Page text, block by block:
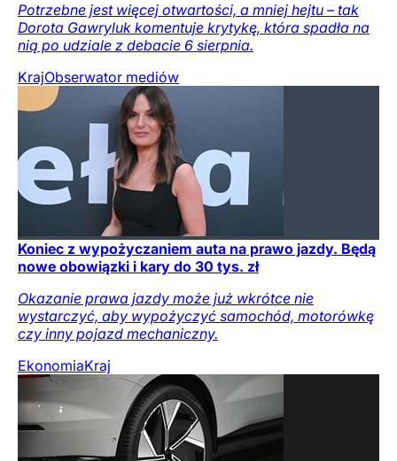
Potrzebne jest więcej otwartości, a mniej hejtu – tak
Dorota Gawryluk komentuje krytykę, która spadła na
nią po udziale z debacie 6 sierpnia.
KrajObserwator mediów
Koniec z wypożyczaniem auta na prawo jazdy. Będą
nowe obowiązki i kary do 30 tys. zł
Okazanie prawa jazdy może już wkrótce nie
wystarczyć, aby wypożyczyć samochód, motorówkę
czy inny pojazd mechaniczny.
EkonomiaKraj